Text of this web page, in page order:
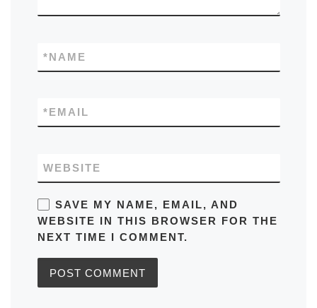
NAME
*
EMAIL
*
WEBSITE
SAVE MY NAME, EMAIL, AND
WEBSITE IN THIS BROWSER FOR THE
NEXT TIME I COMMENT.